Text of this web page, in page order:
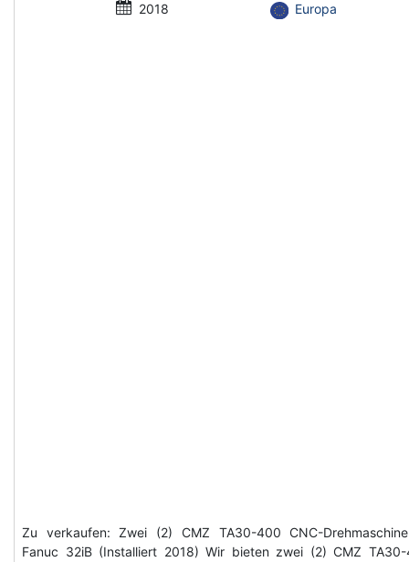
2018 Europa
Zu verkaufen: Zwei (2) CMZ TA30-400 CNC-
Fanuc 32iB (Installiert 2018) Wir bieten zwei (2) CMZ